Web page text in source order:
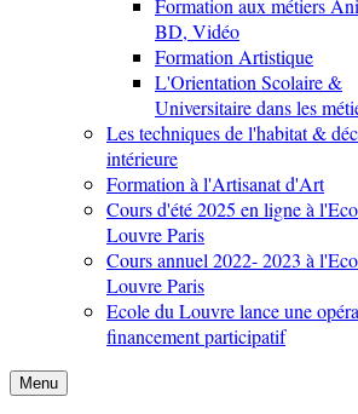
Formation aux métiers
BD, Vidéo
Formation Artistique
L'Orientation Scolaire &
Universitaire dans les
Les techniques de l'habitat &
intérieure
Formation à l'Artisanat d'Art
Cours d'été 2025 en ligne à
Louvre Paris
Cours annuel 2022- 2023 à
Louvre Paris
Ecole du Louvre lance une
financement participatif
Menu